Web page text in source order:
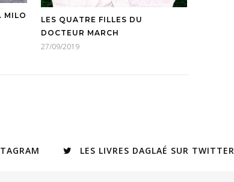
MILO
LES QUATRE FILLES DU
DOCTEUR MARCH
27/09/2019
LES LIVRES DAGLAÉ SUR TWITTER